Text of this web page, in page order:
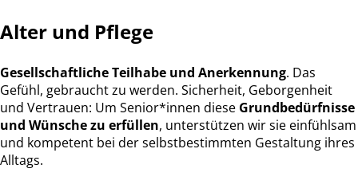
Alter und Pflege
Gesellschaftliche Teilhabe und Anerkennung. Das
Gefühl, gebraucht zu werden. Sicherheit, Geborgenheit
und Vertrauen: Um Senior*innen diese Grundbedürfnisse
und Wünsche zu erfüllen, unterstützen wir sie einfühlsam
und kompetent bei der selbstbestimmten Gestaltung ihres
Alltags.